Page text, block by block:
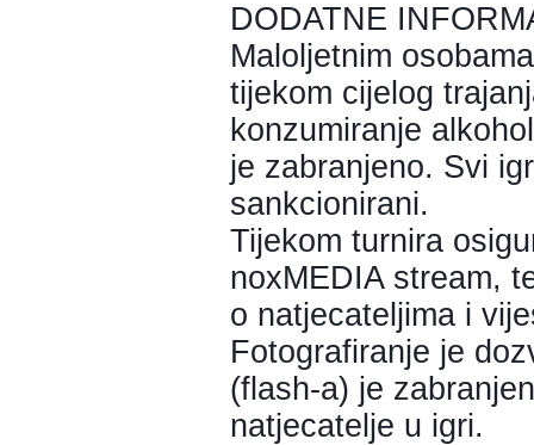
DODATNE
Maloljetnim
tijekom cijelog
konzumiranje
je zabranjeno. Svi
sankcionirani.
Tijekom turnira
noxMEDIA stream,
o natjecateljima i
Fotografiranje je
(flash-a) je
natjecatelje u igri.